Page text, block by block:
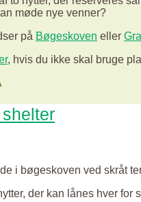
møde nye venner?
på Bøgeskoven eller
, hvis du ikke skal bruge
i bøgeskoven ved skråt
der kan lånes hver